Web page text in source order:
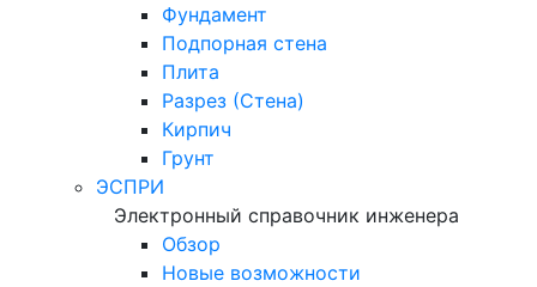
Фундамент
Подпорная стена
Плита
Разрез (Стена)
Кирпич
Грунт
ЭСПРИ
Электронный справочник инженера
Обзор
Новые возможности